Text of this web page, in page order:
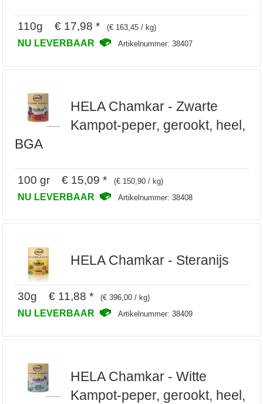
110g € 17,98 * (€ 163,45 / kg)
NU LEVERBAAR Artikelnummer: 38407
HELA Chamkar - Zwarte
Kampot-peper, gerookt, heel,
BGA
100 gr € 15,09 * (€ 150,90 / kg)
NU LEVERBAAR Artikelnummer: 38408
HELA Chamkar - Steranijs
30g € 11,88 * (€ 396,00 / kg)
NU LEVERBAAR Artikelnummer: 38409
HELA Chamkar - Witte
Kampot-peper, gerookt, heel,